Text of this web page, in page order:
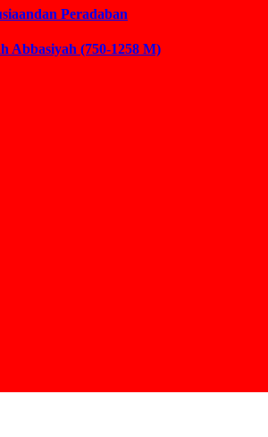
Peradaban
Abbasiyah (750-1258 M)